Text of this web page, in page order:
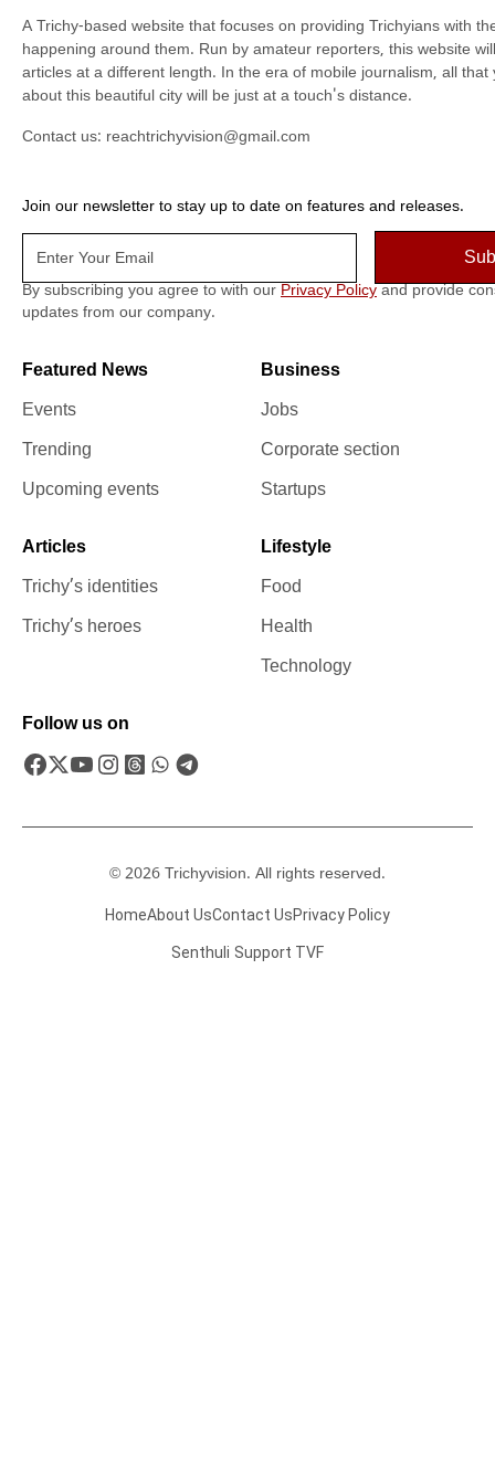
A Trichy-based website that focuses on providing Trichyians with
happening around them. Run by amateur reporters, this website
articles at a different length. In the era of mobile journalism, all that
about this beautiful city will be just at a touch's distance.
Contact us: reachtrichyvision@gmail.com
Join our newsletter to stay up to date on features and releases.
By subscribing you agree to with our Privacy Policy and provide
updates from our company.
Featured News
Events
Trending
Upcoming events
Business
Jobs
Corporate section
Startups
Articles
Trichy’s identities
Trichy’s heroes
Lifestyle
Food
Health
Technology
Follow us on
© 2026 Trichyvision. All rights reserved.
HomeAbout UsContact UsPrivacy Policy
Senthuli Support TVF